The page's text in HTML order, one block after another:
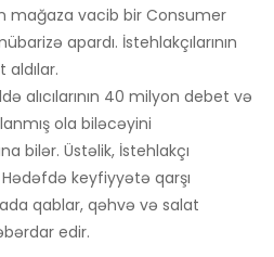
mağaza vacib bir Consumer
apardı. İstehlakçılarının
aldılar.
alıcılarının 40 milyon debet və
ola biləcəyini
bilər. Üstəlik, İstehlakçı
Hədəfdə keyfiyyətə qarşı
qablar, qəhvə və salat
edir.